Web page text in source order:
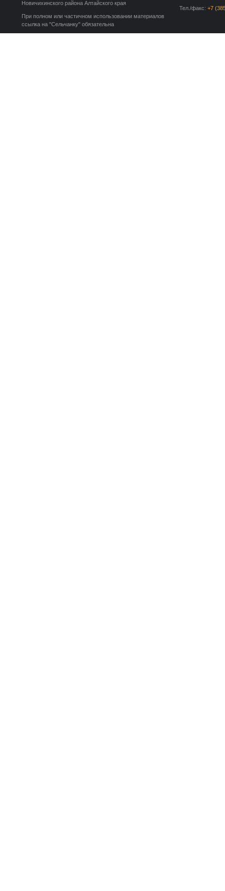
Тел./факс: +7
Новичихинского района Алтайского края
При полном или частичном использовании материалов
ссылка на "Сельчанку" обязательна